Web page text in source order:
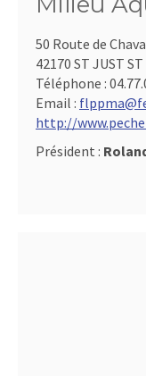
50 Route de
42170 ST JUST
Téléphone :
Email :
http://
Président :